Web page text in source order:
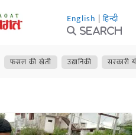
English | हिन्दी
Search
फसल की खेती उद्यानिकी सरकारी